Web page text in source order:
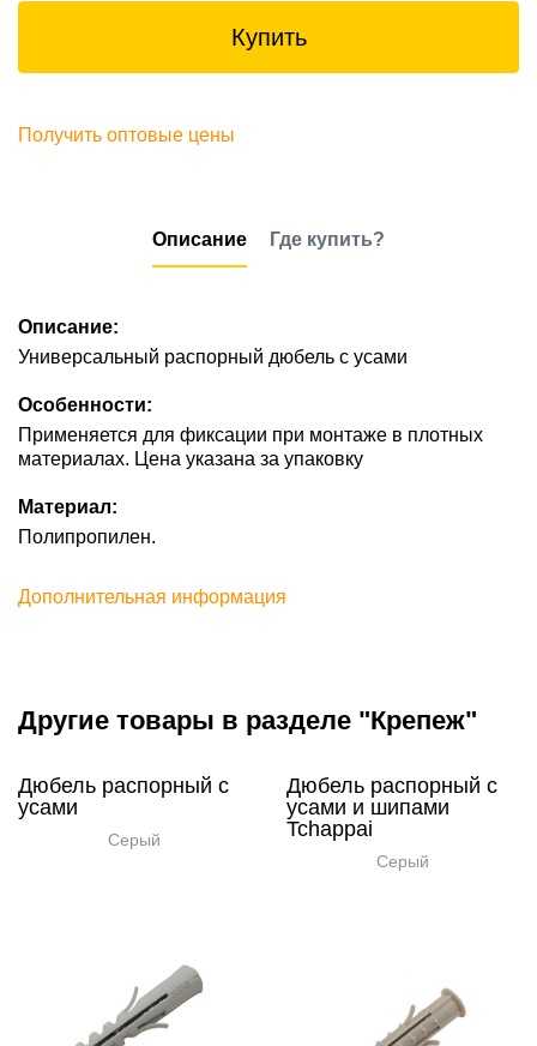
Купить
Получить оптовые цены
Описание Где купить?
Описание:
Универсальный распорный дюбель с усами
Особенности:
Применяется для фиксации при монтаже в плотных
материалах. Цена указана за упаковку
Материал:
Полипропилен.
Дополнительная информация
Другие товары в разделе "Крепеж"
Дюбель распорный с
усами
Серый
Дюбель распорный с
усами и шипами
Tchappai
Серый